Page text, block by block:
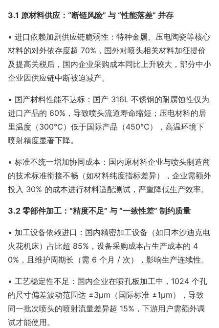
3.1 原材料供应：“断链风险” 与 “性能落差” 并存
• 进口依赖加剧供应链脆弱性：特种金属、压电陶瓷等核心
材料的对外依存度超 70%，国外对喷头相关材料加征提价
及提高关税后，国内企业采购成本同比上升较大，部分中小
企业因供应链中断被迫减产。
• 国产材料性能不达标：国产 316L 不锈钢的耐腐蚀性仅为
进口产品的 60%，导致喷头流道寿命缩短；压电材料的居
里温度（300℃）低于国际产品（450℃），高温环境下
喷射精度显著下降。
• 标准不统一增加协同成本：国内原材料企业与喷头制造商
的技术标准衔接不畅（如材料纯度指标差异），企业需额外
投入 30% 的成本进行材料适配测试，严重降低生产效率。
3.2 零部件加工：“精度不足” 与 “一致性差” 制约质量
• 加工设备依赖进口：国内精密加工设备（如日本沙迪克电
火花机床）占比超 85%，设备采购成本占生产成本的 4
0%，且维护周期长（需 6 个月 / 次），影响生产连续性。
• 工艺稳定性不足：国内企业在喷孔板加工中，1024 个孔
的尺寸偏差波动范围达 ±3μm（国际标准 ±1μm），导致
同一批次喷头的喷射流量差异超 15%，下游用户需额外调
试才能使用。